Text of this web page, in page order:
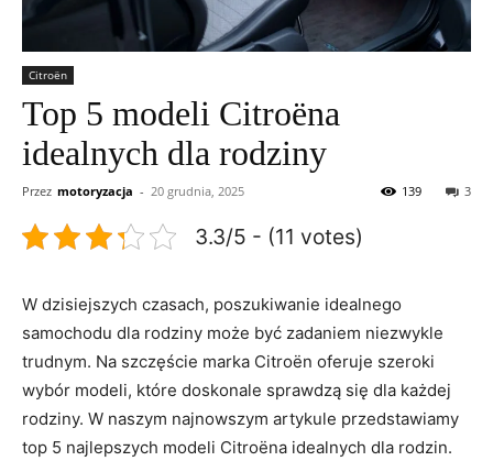
Citroën
Top 5 modeli Citroëna
idealnych dla rodziny
Przez motoryzacja - 20 grudnia, 2025 3
139
3.3/5 - (11 votes)
W ​dzisiejszych czasach, poszukiwanie idealnego
samochodu dla rodziny może być zadaniem niezwykle
trudnym.‍ Na szczęście marka Citroën oferuje szeroki
wybór modeli,‍ które doskonale sprawdzą się ⁢dla każdej
⁣rodziny. W naszym najnowszym artykule⁢ przedstawiamy
top 5 najlepszych modeli Citroëna idealnych dla rodzin.